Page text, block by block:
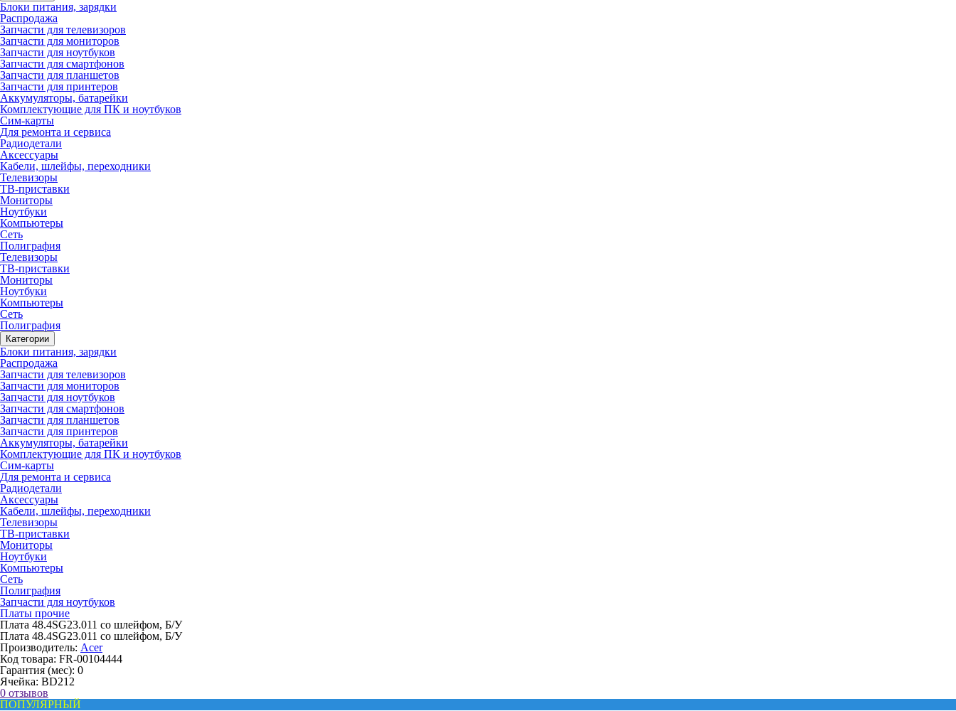
Блоки питания, зарядки
Распродажа
Запчасти для телевизоров
Запчасти для мониторов
Запчасти для ноутбуков
Запчасти для смартфонов
Запчасти для планшетов
Запчасти для принтеров
Аккумуляторы, батарейки
Комплектующие для ПК и ноутбуков
Сим-карты
Для ремонта и сервиса
Радиодетали
Аксессуары
Кабели, шлейфы, переходники
Телевизоры
ТВ-приставки
Мониторы
Ноутбуки
Компьютеры
Сеть
Полиграфия
Телевизоры
ТВ-приставки
Мониторы
Ноутбуки
Компьютеры
Сеть
Полиграфия
Категории
Блоки питания, зарядки
Распродажа
Запчасти для телевизоров
Запчасти для мониторов
Запчасти для ноутбуков
Запчасти для смартфонов
Запчасти для планшетов
Запчасти для принтеров
Аккумуляторы, батарейки
Комплектующие для ПК и ноутбуков
Сим-карты
Для ремонта и сервиса
Радиодетали
Аксессуары
Кабели, шлейфы, переходники
Телевизоры
ТВ-приставки
Мониторы
Ноутбуки
Компьютеры
Сеть
Полиграфия
Запчасти для ноутбуков
Платы прочие
Плата 48.4SG23.011 со шлейфом, Б/У
Плата 48.4SG23.011 со шлейфом, Б/У
Производитель: Acer
Код товара: FR-00104444
Гарантия (мес): 0
Ячейка: BD212
0 отзывов
ПОПУЛЯРНЫЙ